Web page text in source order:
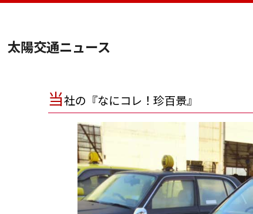
太陽交通ニュース
当社の『なにコレ！珍百景』